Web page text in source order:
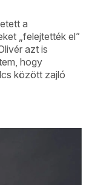
a
„felejtették el”
azt is
hogy
között zajló